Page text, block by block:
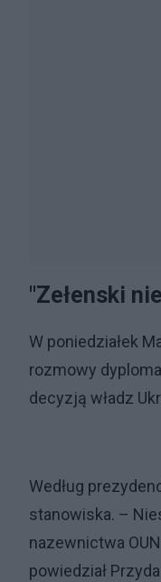
"Zełenski
W poniedziałek
rozmowy
decyzją władz
Według
stanowiska. –
nazewnictwa
powiedział